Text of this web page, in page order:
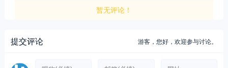
暂无评论！
提交评论 游客，您好，欢迎参与讨论。